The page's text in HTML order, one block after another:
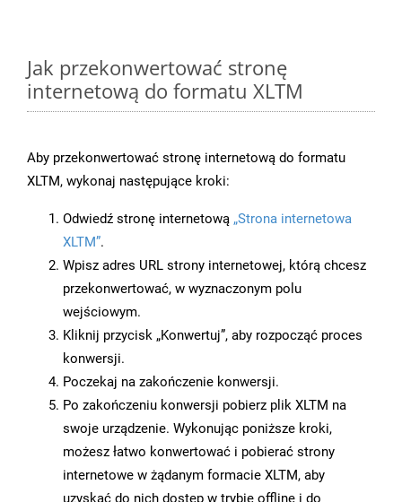
Jak przekonwertować stronę
internetową do formatu XLTM
Aby przekonwertować stronę internetową do formatu
XLTM, wykonaj następujące kroki:
Odwiedź stronę internetową „Strona internetowa
XLTM”.
Wpisz adres URL strony internetowej, którą chcesz
przekonwertować, w wyznaczonym polu
wejściowym.
Kliknij przycisk „Konwertuj”, aby rozpocząć proces
konwersji.
Poczekaj na zakończenie konwersji.
Po zakończeniu konwersji pobierz plik XLTM na
swoje urządzenie. Wykonując poniższe kroki,
możesz łatwo konwertować i pobierać strony
internetowe w żądanym formacie XLTM, aby
uzyskać do nich dostęp w trybie offline i do